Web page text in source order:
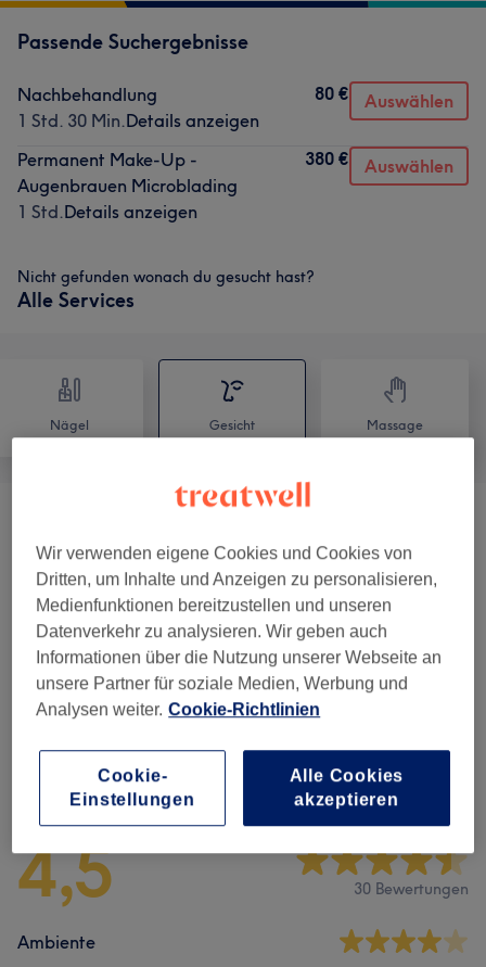
Passende Suchergebnisse
Nachbehandlung
1 Std. 30 Min.Details anzeigen
80 € Auswählen
Permanent Make-Up -
Augenbrauen Microblading
1 Std.Details anzeigen
380 € Auswählen
Nicht gefunden wonach du gesucht hast?
Alle Services
Nägel Gesicht Massage
Augenbrauen & Wimpernbehandlungen (3) ab 8 €
Permanent Make-Up (5) ab 80 €
Gesichtsbehandlungen (1) 65 €
Salonbewertungen
4,5 30 Bewertungen
Ambiente
Wir verwenden eigene Cookies und Cookies von
Dritten, um Inhalte und Anzeigen zu personalisieren,
Medienfunktionen bereitzustellen und unseren
Datenverkehr zu analysieren. Wir geben auch
Informationen über die Nutzung unserer Webseite an
unsere Partner für soziale Medien, Werbung und
Analysen weiter. Cookie-Richtlinien
Cookie-
Einstellungen
Alle Cookies
akzeptieren